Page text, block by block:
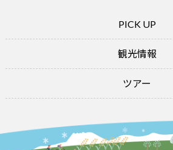
PICK UP
観光情報
ツアー